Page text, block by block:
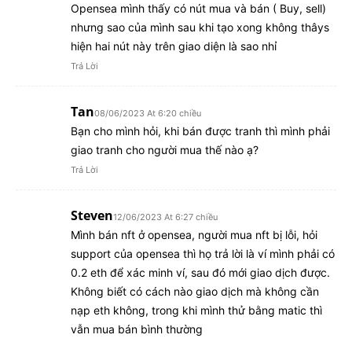
Opensea mình thấy có nút mua và bán ( Buy, sell)
nhưng sao của mình sau khi tạo xong không thâys
hiện hai nút này trên giao diện là sao nhỉ
Trả Lời
Tan08/06/2023 At 6:20 chiều
Bạn cho mình hỏi, khi bán được tranh thì mình phải
giao tranh cho người mua thế nào ạ?
Trả Lời
Steven12/06/2023 At 6:27 chiều
Mình bán nft ở opensea, người mua nft bị lỗi, hỏi
support của opensea thì họ trả lời là ví mình phải có
0.2 eth để xác minh ví, sau đó mới giao dịch được.
Không biết có cách nào giao dịch mà không cần
nạp eth không, trong khi mình thử bằng matic thì
vẫn mua bán bình thường